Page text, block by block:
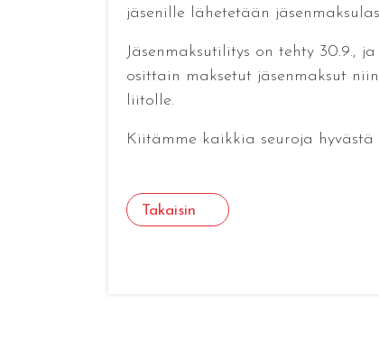
jäsenille lähetetään
Jäsenmaksutilitys on tehty 30.9.,
osittain maksetut jäsenmaksut
liitolle.
Kiitämme kaikkia seuroja hyvästä
Takaisin